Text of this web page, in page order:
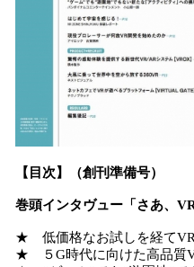
【目次】 （創刊準備号）
巻頭インタヴュー「さあ、
★ 低価格なお試しを経てVR
★ ５G時代に向けた高品質